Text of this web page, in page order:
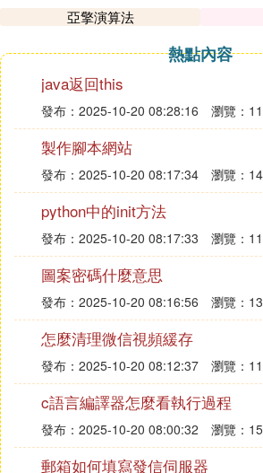
SQLSTATE=08001的原因和典型
一、這種問題一般的原因。
1、DB2COMM=TCPIP。
2、資料庫故障。
3、埠號被禁用。
二、典型示例。
1、客戶機將新密碼值發送給了不
的伺服器。
2、客戶機將
了不支持密碼加密的伺服器。
3、客戶機將用戶標識但不帶密碼
持僅通過用戶標識認證的伺服器。
4、客戶機未指定認證類型，且伺
型響應。這會包括返回客戶機無法
型的伺服器。
亞擎演算法
熱點內容
java返回this
發布：2025-10-20 08:28:16 瀏覽：
製作腳本網站
發布：2025-10-20 08:17:34 瀏覽：
python中的init方法
發布：2025-10-20 08:17:33 瀏覽：
圖案密碼什麼意思
發布：2025-10-20 08:16:56 瀏覽：
怎麼清理微信視頻緩存
發布：2025-10-20 08:12:37 瀏覽：
c語言編譯器怎麼看執行過程
發布：2025-10-20 08:00:32 瀏覽：
郵箱如何填寫發信伺服器